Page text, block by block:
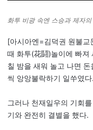
화투 비광 속엔 스승과 제자
[아시아엔=김덕권 원불
때 화투(花鬪)놀이에 빠져
칠 밤을 새워 놀고 나면
씩 앙앙불락하기 일쑤였다.
그러나 천재일우의 기회
기와 완전히 결별을 했다.